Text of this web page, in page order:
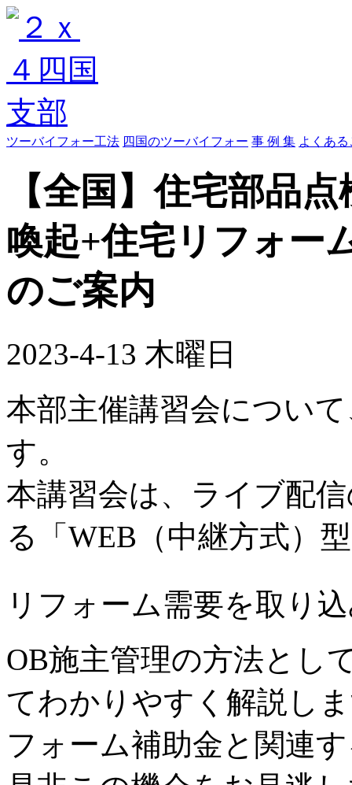
ツーバイフォー工法 四国のツーバイフォー 事 例 集 よくあ
【全国】住宅部品
喚起+住宅リフォー
のご案内
2023-4-13 木曜日
本部主催講習会につい
す。
本講習会は、ライブ配
る「WEB（中継方式）
リフォーム需要を取り
OB施主管理の方法とし
てわかりやすく解説し
フォーム補助金と関連